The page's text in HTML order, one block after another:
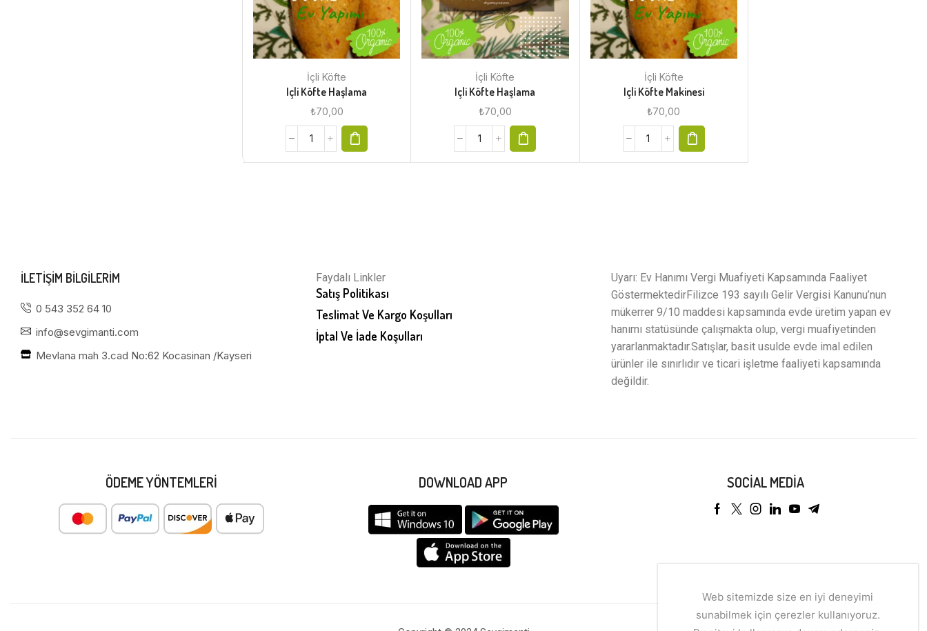
İçli Köfte
Içli Köfte Haşlama
₺70,00
İçli Köfte
Içli Köfte Haşlama
₺70,00
İçli Köfte
Içli Köfte Makinesi
₺70,00
ILETIŞIM BILGILERIM
0 543 352 64 10
info@sevgimanti.com
Mevlana mah 3.cad No:62 Kocasinan /Kayseri
Faydalı Linkler
Satış Politikası
Teslimat Ve Kargo Koşulları
İptal Ve İade Koşulları
Uyarı: Ev Hanımı Vergi Muafiyeti Kapsamında Faaliyet
GöstermektedirFilizce 193 sayılı Gelir Vergisi Kanunu’nun
mükerrer 9/10 maddesi kapsamında evde üretim yapan ev
hanımı statüsünde çalışmakta olup, vergi muafiyetinden
yararlanmaktadır.Satışlar, basit usulde evde imal edilen
ürünler ile sınırlıdır ve ticari işletme faaliyeti kapsamında
değildir.
ÖDEME YÖNTEMLERI DOWNLOAD APP SOCIAL MEDIA
Web sitemizde size en iyi deneyimi
sunabilmek için çerezler kullanıyoruz.